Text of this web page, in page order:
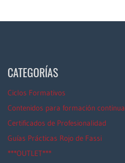
CATEGORÍAS
Ciclos Formativos
Contenidos para formación continua
Certificados de Profesionalidad
Guías Prácticas Rojo de Fassi
***OUTLET***